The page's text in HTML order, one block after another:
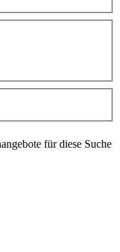
für diese Suche